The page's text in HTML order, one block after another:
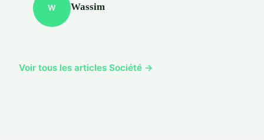
W Wassim
Voir tous les articles Société →